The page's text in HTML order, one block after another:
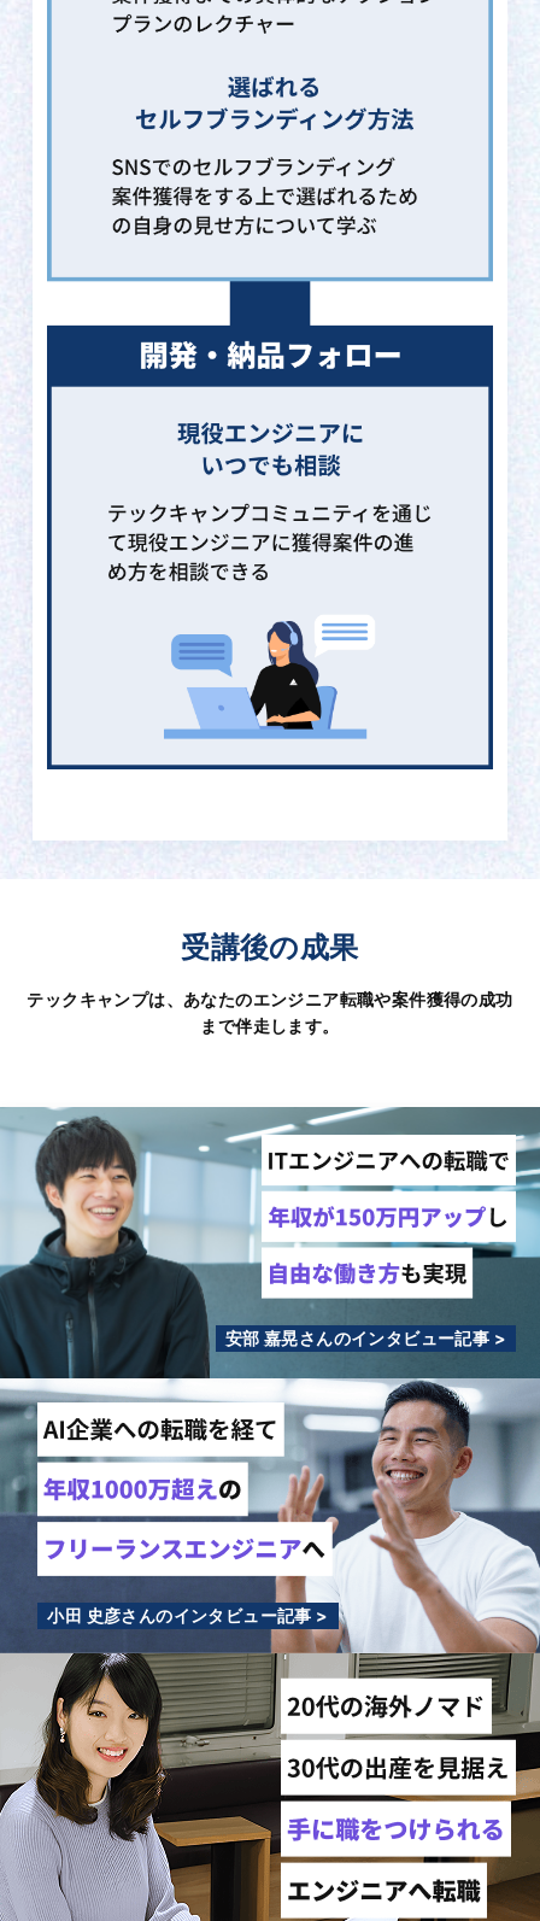
受講後の成果
テックキャンプは、あなたのエンジニア転職や案件獲得の成功
まで伴走します。
安部 嘉晃さんのインタビュー記事 >
小田 史彦さんのインタビュー記事 >